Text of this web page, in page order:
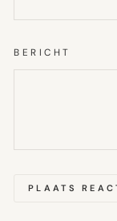
BERICHT
PLAATS